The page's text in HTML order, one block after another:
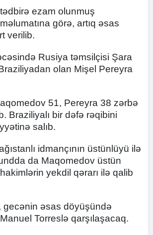
ezam olunmuş
görə, artıq əsas
verilib.
Rusiya təmsilçisi Şara
olan Mişel Pereyra
51, Pereyra 38 zərbə
Braziliyalı bir dəfə rəqibini
salıb.
idmançının üstünlüyü ilə
da Maqomedov üstün
yekdil qərarı ilə qalib
gecənin əsas döyüşündə
Torreslə qarşılaşacaq.